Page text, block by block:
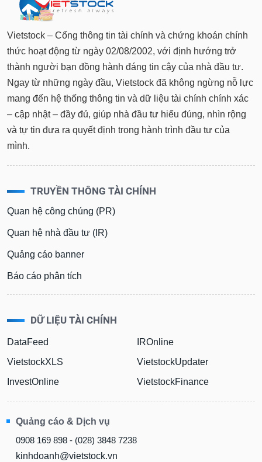
Vietstock – Cổng thông tin tài chính và chứng khoán chính
thức hoạt động từ ngày 02/08/2002, với định hướng trở
thành người bạn đồng hành đáng tin cậy của nhà đầu tư.
Ngay từ những ngày đầu, Vietstock đã không ngừng nỗ lực
mang đến hệ thống thông tin và dữ liệu tài chính chính xác
– cập nhật – đầy đủ, giúp nhà đầu tư hiểu đúng, nhìn rộng
và tự tin đưa ra quyết định trong hành trình đầu tư của
mình.
TRUYỀN THÔNG TÀI CHÍNH
Quan hệ công chúng (PR)
Quan hệ nhà đầu tư (IR)
Quảng cáo banner
Báo cáo phân tích
DỮ LIỆU TÀI CHÍNH
DataFeed
VietstockXLS
InvestOnline
IROnline
VietstockUpdater
VietstockFinance
Quảng cáo & Dịch vụ
0908 169 898 - (028) 3848 7238
kinhdoanh@vietstock.vn